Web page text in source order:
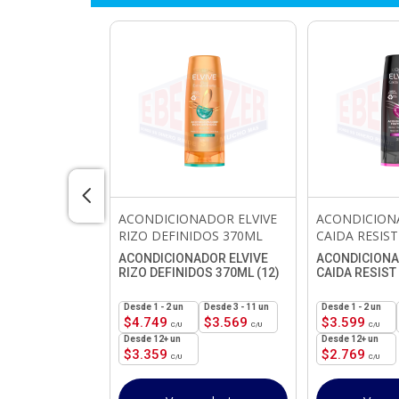
ACONDICIONADOR ELVIVE
RIZO DEFINIDOS 370ML
ACONDICIONADOR ELVIVE
RIZO DEFINIDOS 370ML (12)
$4.749
1 - 2un
$3.569
3 - 11 un
$3.359
12+ un
CAIDA
CAIDA
$3.599
1 - 2un
$2.769
12+ un